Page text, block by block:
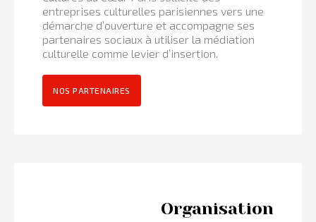
entreprises culturelles parisiennes vers une
démarche d’ouverture et accompagne ses
partenaires sociaux à utiliser la médiation
culturelle comme levier d’insertion.
NOS PARTENAIRES
Organisation